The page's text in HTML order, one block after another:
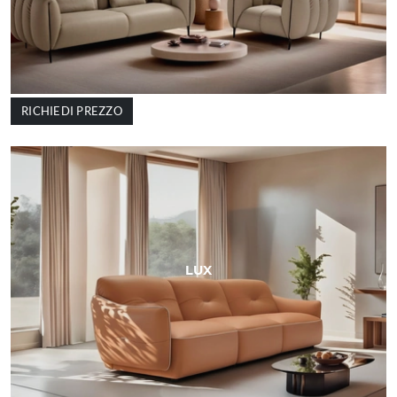
RICHIEDI PREZZO
LUX